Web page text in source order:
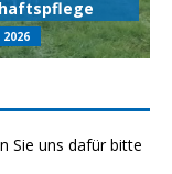
2026
Sie uns dafür bitte